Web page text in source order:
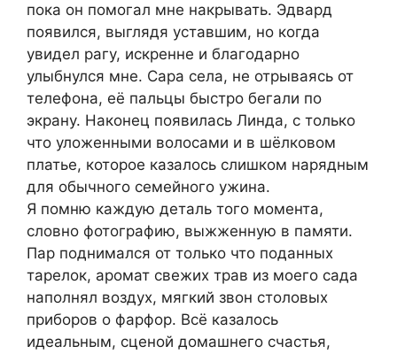
пока он помогал мне накрывать. Эдвард
появился, выглядя уставшим, но когда
увидел рагу, искренне и благодарно
улыбнулся мне. Сара села, не отрываясь от
телефона, её пальцы быстро бегали по
экрану. Наконец появилась Линда, с только
что уложенными волосами и в шёлковом
платье, которое казалось слишком нарядным
для обычного семейного ужина.
Я помню каждую деталь того момента,
словно фотографию, выжженную в памяти.
Пар поднимался от только что поданных
тарелок, аромат свежих трав из моего сада
наполнял воздух, мягкий звон столовых
приборов о фарфор. Всё казалось
идеальным, сценой домашнего счастья,